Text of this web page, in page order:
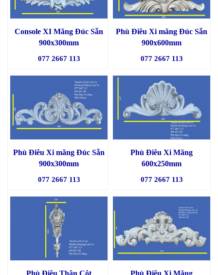
Console XI Măng Đúc Sẵn
900x300mm
077 2667 113
Phù Điêu Xi măng Đúc Sẵn
900x600mm
077 2667 113
Phù Điêu Xi măng Đúc Sẵn
900x300mm
077 2667 113
Phù Điêu Xi Măng
600x250mm
077 2667 113